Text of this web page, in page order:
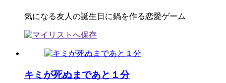
気になる友人の誕生日に鍋を作る恋愛ゲーム
キミが死ぬまであと１分